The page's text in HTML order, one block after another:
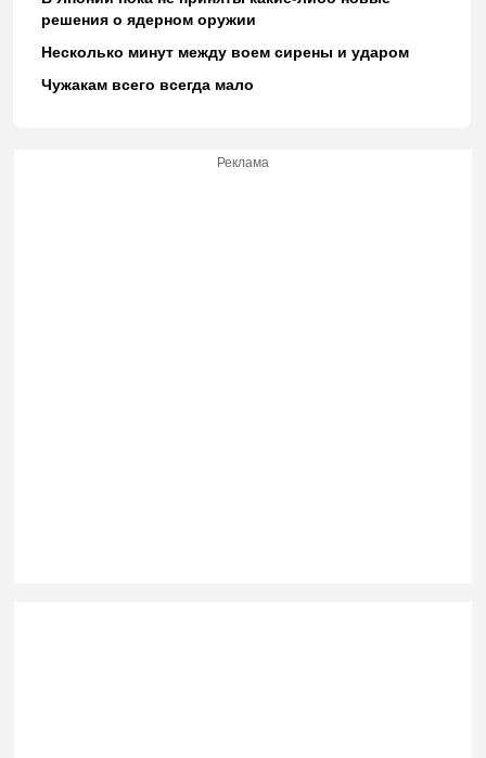
решения о ядерном оружии
Несколько минут между воем сирены и ударом
Чужакам всего всегда мало
Реклама